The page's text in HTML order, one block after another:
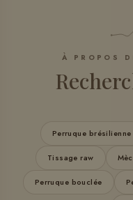
À PROPOS
Perruque brésilienne
Tissage raw
Perruque bouclée